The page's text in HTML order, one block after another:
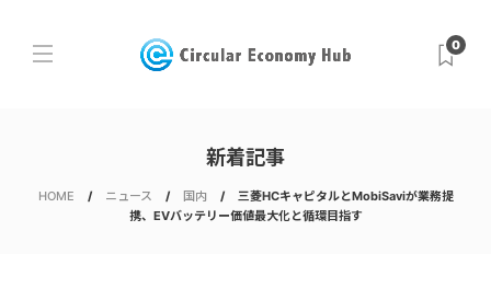
0
新着記事
HOME ニュース 国内
三菱HCキャピタルとMobiSaviが業務提
携、EVバッテリー価値最大化と循環目指す